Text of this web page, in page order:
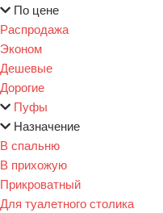
По цене
Распродажа
Эконом
Дешевые
Дорогие
Пуфы
Назначение
В спальню
В прихожую
Прикроватный
Для туалетного столика